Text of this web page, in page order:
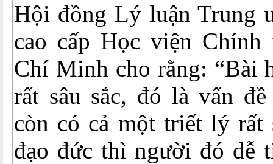
Hội đồng Lý luận Trung
cao cấp Học viện
Chí Minh cho rằng: “Bài
rất sâu sắc, đó là vấn
còn có cả một triết lý rất
đạo đức thì người đó dễ